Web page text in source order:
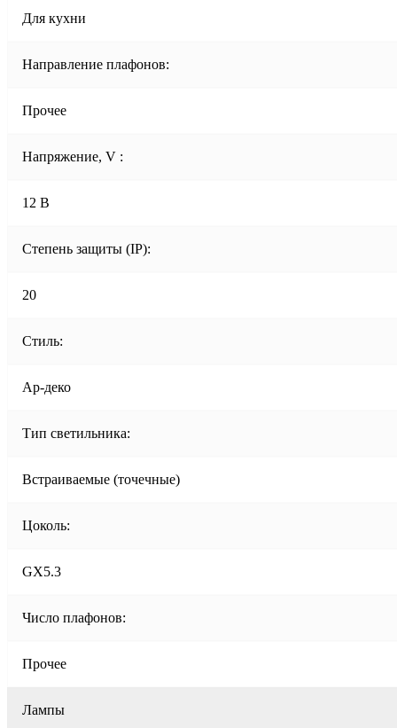
Для кухни
Направление плафонов:
Прочее
Напряжение, V :
12 В
Степень защиты (IP):
20
Стиль:
Ар-деко
Тип светильника:
Встраиваемые (точечные)
Цоколь:
GX5.3
Число плафонов:
Прочее
Лампы